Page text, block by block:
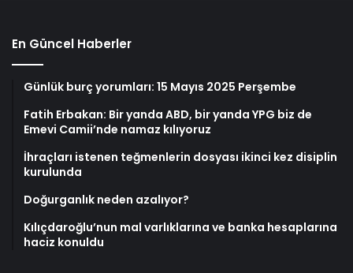
En Güncel Haberler
Günlük burç yorumları: 15 Mayıs 2025 Perşembe
Fatih Erbakan: Bir yanda ABD, bir yanda YPG biz de
Emevi Camii’nde namaz kılıyoruz
İhraçları istenen teğmenlerin dosyası ikinci kez disiplin
kurulunda
Doğurganlık neden azalıyor?
Kılıçdaroğlu’nun mal varlıklarına ve banka hesaplarına
haciz konuldu